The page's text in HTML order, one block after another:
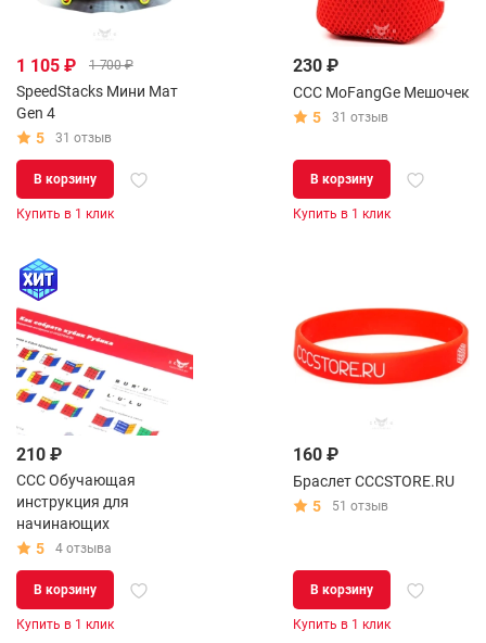
1 105 ₽ 1 700 ₽
SpeedStacks Мини Мат
Gen 4
5
31 отзыв
В корзину
Купить в 1 клик
230 ₽
CCC MoFangGe Мешочек
5
31 отзыв
В корзину
Купить в 1 клик
210 ₽
CCC Обучающая
инструкция для
начинающих
5
4 отзыва
В корзину
Купить в 1 клик
160 ₽
Браслет CCCSTORE.RU
5
51 отзыв
В корзину
Купить в 1 клик